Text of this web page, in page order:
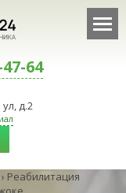
64
д.2
› Реабилитация